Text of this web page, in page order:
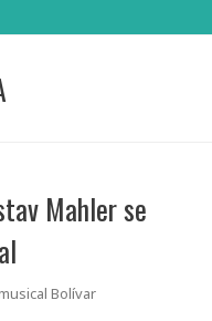
Mahler se
Bolívar